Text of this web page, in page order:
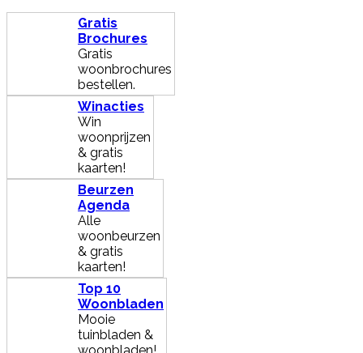
Gratis
Brochures
Gratis
woonbrochures
bestellen.
Winacties
Win
woonprijzen
& gratis
kaarten!
Beurzen
Agenda
Alle
woonbeurzen
& gratis
kaarten!
Top 10
Woonbladen
Mooie
tuinbladen &